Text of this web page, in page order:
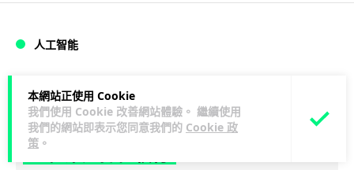
本網站正使用 Cookie
我們使用 Cookie 改善網站體驗。 繼續使用
我們的網站即表示您同意我們的 Cookie 政
策 。
人工智能
Lawton 1 日
白宮拒測中國開放 AI 模型 業界質疑安
全框架選擇性執行